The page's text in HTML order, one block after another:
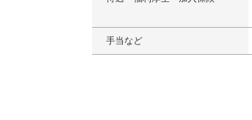
手当など